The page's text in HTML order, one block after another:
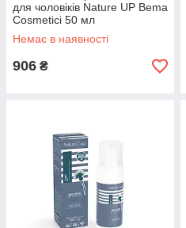
для чоловіків Nature UP Bema
Cosmetici 50 мл
Немає в наявності
906 ₴